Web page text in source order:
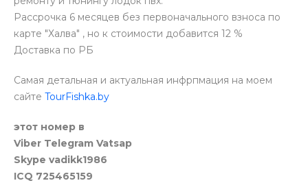
Рассрочка 6 месяцев без первоначального взноса по
карте "Халва" , но к стоимости добавится 12 %
Доставка по РБ
Самая детальная и актуальная инфрпмация на моем
сайте TourFishka.by
этот номер в
Viber Telegram Vatsap
Skype vadikk1986
ICQ 725465159